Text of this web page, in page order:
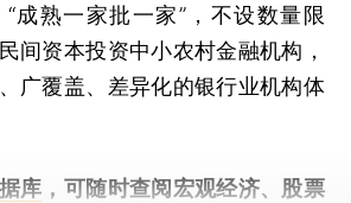
成熟一家批一家”，不设数量限
间资本投资中小农村金融机构，
广覆盖、差异化的银行业机构体
库 ，可随时查阅宏观经济、股票